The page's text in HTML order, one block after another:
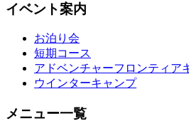
イベント案内
お泊り会
短期コース
アドベンチャーフロンティア
ウインターキャンプ
メニュー一覧